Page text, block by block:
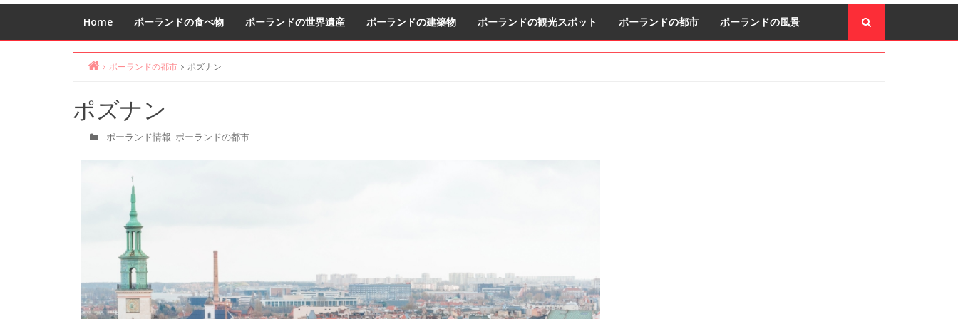
Home ポーランドの食べ物 ポーランドの世界遺産 ポーランドの建築物 ポーランドの観光スポット ポーランドの都市 ポーランドの風景
ポーランドの都市 ポズナン
ポズナン
ポーランド情報, ポーランドの都市